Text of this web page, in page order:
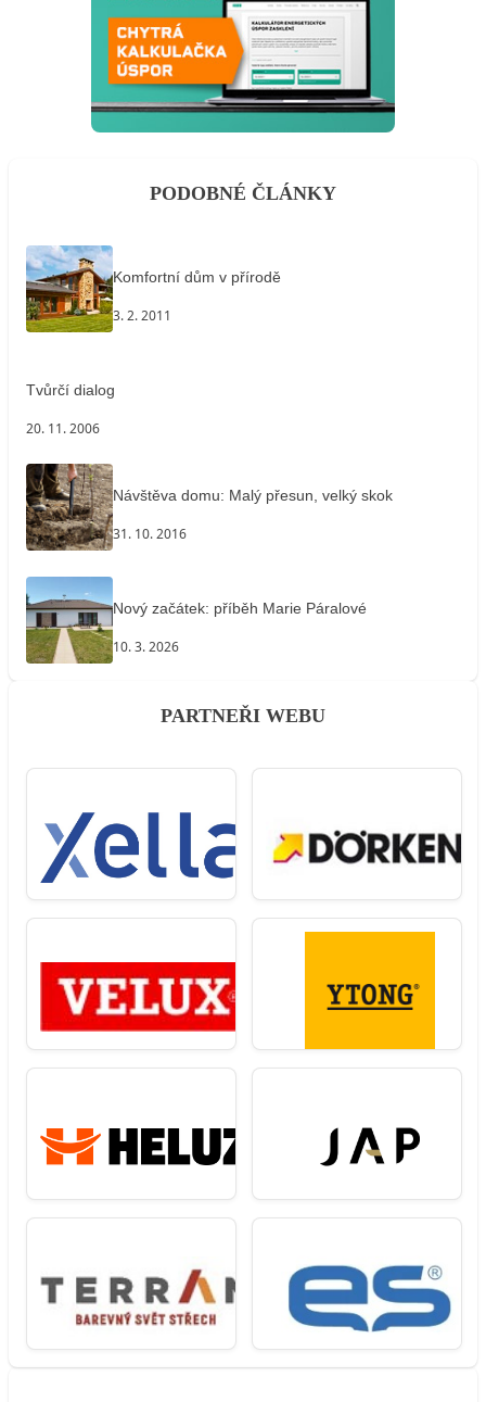
PODOBNÉ ČLÁNKY
Komfortní dům v přírodě
3. 2. 2011
Tvůrčí dialog
20. 11. 2006
Návštěva domu: Malý přesun, velký skok
31. 10. 2016
Nový začátek: příběh Marie Páralové
10. 3. 2026
PARTNEŘI WEBU